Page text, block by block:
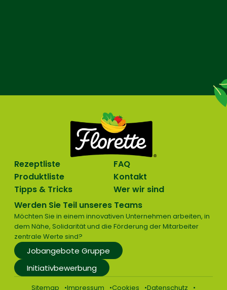
Rezeptliste
Produktliste
Tipps & Tricks
FAQ
Kontakt
Wer wir sind
Werden Sie Teil unseres Teams
Möchten Sie in einem innovativen Unternehmen arbeiten, in
dem Nähe, Solidarität und die Förderung der Mitarbeiter
zentrale Werte sind?
Jobangebote Gruppe
Initiativbewerbung
Sitemap Impressum Cookies Datenschutz